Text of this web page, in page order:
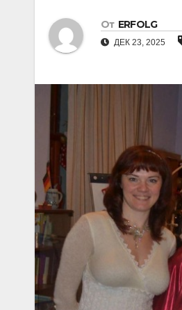
От ERFOLG
ДЕК 23, 2025